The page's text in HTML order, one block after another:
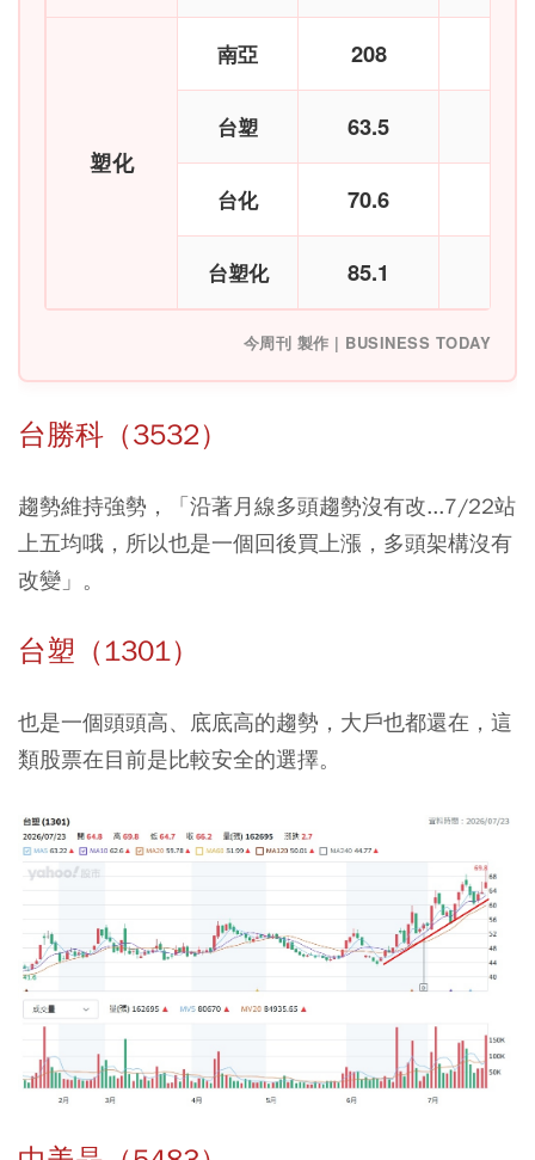
塑化
南亞 208
台塑 63.5
台化 70.6
台塑化 85.1
今周刊 製作 | BUSINESS TODAY
台勝科（3532）
趨勢維持強勢，「沿著月線多頭趨勢沒有改...7/22站
上五均哦，所以也是一個回後買上漲，多頭架構沒有
改變」。
台塑（1301）
也是一個頭頭高、底底高的趨勢，大戶也都還在，這
類股票在目前是比較安全的選擇。